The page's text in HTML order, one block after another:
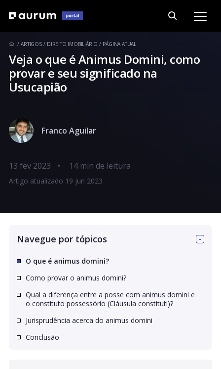
ARTIGOS DIREITO IMOBILIÁRIO PÁGINA ATUAL
Veja o que é Animus Domini, como
provar e seu significado na
Usucapião
Franco Aguilar
13 fev 2023 •
Artigo atualizado 19 jun 2023
Navegue por tópicos
O que é animus domini?
Como provar o animus domini?
Qual a diferença entre a posse com animus domini e
o constituto possessório (Cláusula constituti)?
Jurisprudência acerca do animus domini
Conclusão